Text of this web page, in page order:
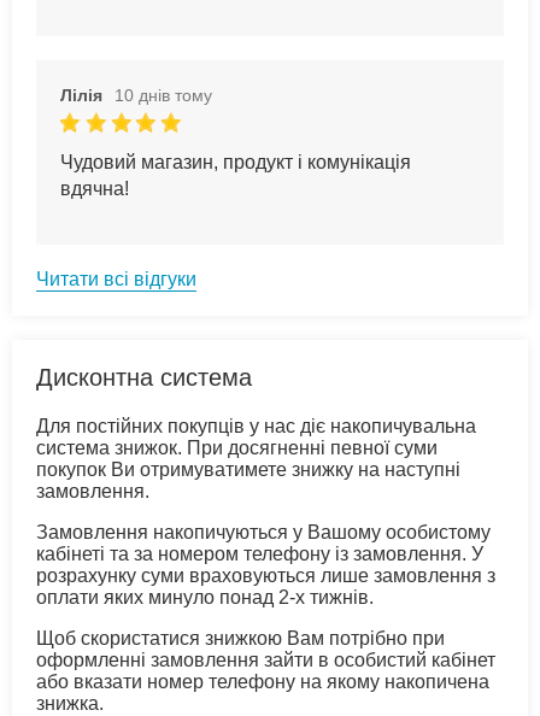
Лілія 10 днів тому
Чудовий магазин, продукт і комунікація
вдячна!
Читати всі відгуки
Дисконтна система
Для постійних покупців у нас діє накопичувальна
система знижок. При досягненні певної суми
покупок Ви отримуватимете знижку на наступні
замовлення.
Замовлення накопичуються у Вашому особистому
кабінеті та за номером телефону із замовлення. У
розрахунку суми враховуються лише замовлення з
оплати яких минуло понад 2-х тижнів.
Щоб скористатися знижкою Вам потрібно при
оформленні замовлення зайти в особистий кабінет
або вказати номер телефону на якому накопичена
знижка.